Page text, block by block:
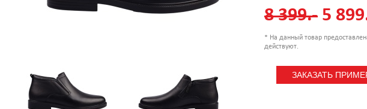
8 399.- 5
* На данный товар
действуют.